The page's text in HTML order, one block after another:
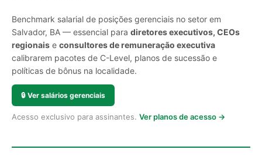
Benchmark salarial de posições gerenciais no setor em
Salvador, BA — essencial para diretores executivos, CEOs
regionais e consultores de remuneração executiva
calibrarem pacotes de C-Level, planos de sucessão e
políticas de bônus na localidade.
🔒 Ver salários gerenciais
Acesso exclusivo para assinantes. Ver planos de acesso →